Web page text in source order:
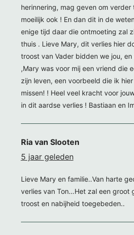
herinnering, mag geven om verder
moeilijk ook ! En dan dit in de
enige tijd daar die ontmoeting zal
thuis . Lieve Mary, dit verlies hier
troost van Vader bidden we jou, en
,Mary was voor mij een vriend die
zijn leven, een voorbeeld die ik
missen! ! Heel veel kracht voor
in dit aardse verlies ! Bastiaan en
Ria van Slooten
5 jaar geleden
Lieve Mary en familie..Van harte
verlies van Ton…Het zal een groot
troost en nabijheid toegebeden..